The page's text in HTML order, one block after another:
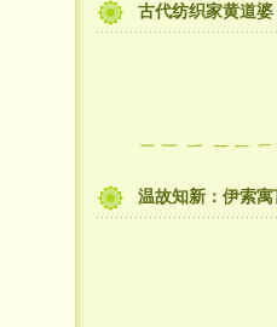
古代纺织家黄道婆
温故知新：伊索